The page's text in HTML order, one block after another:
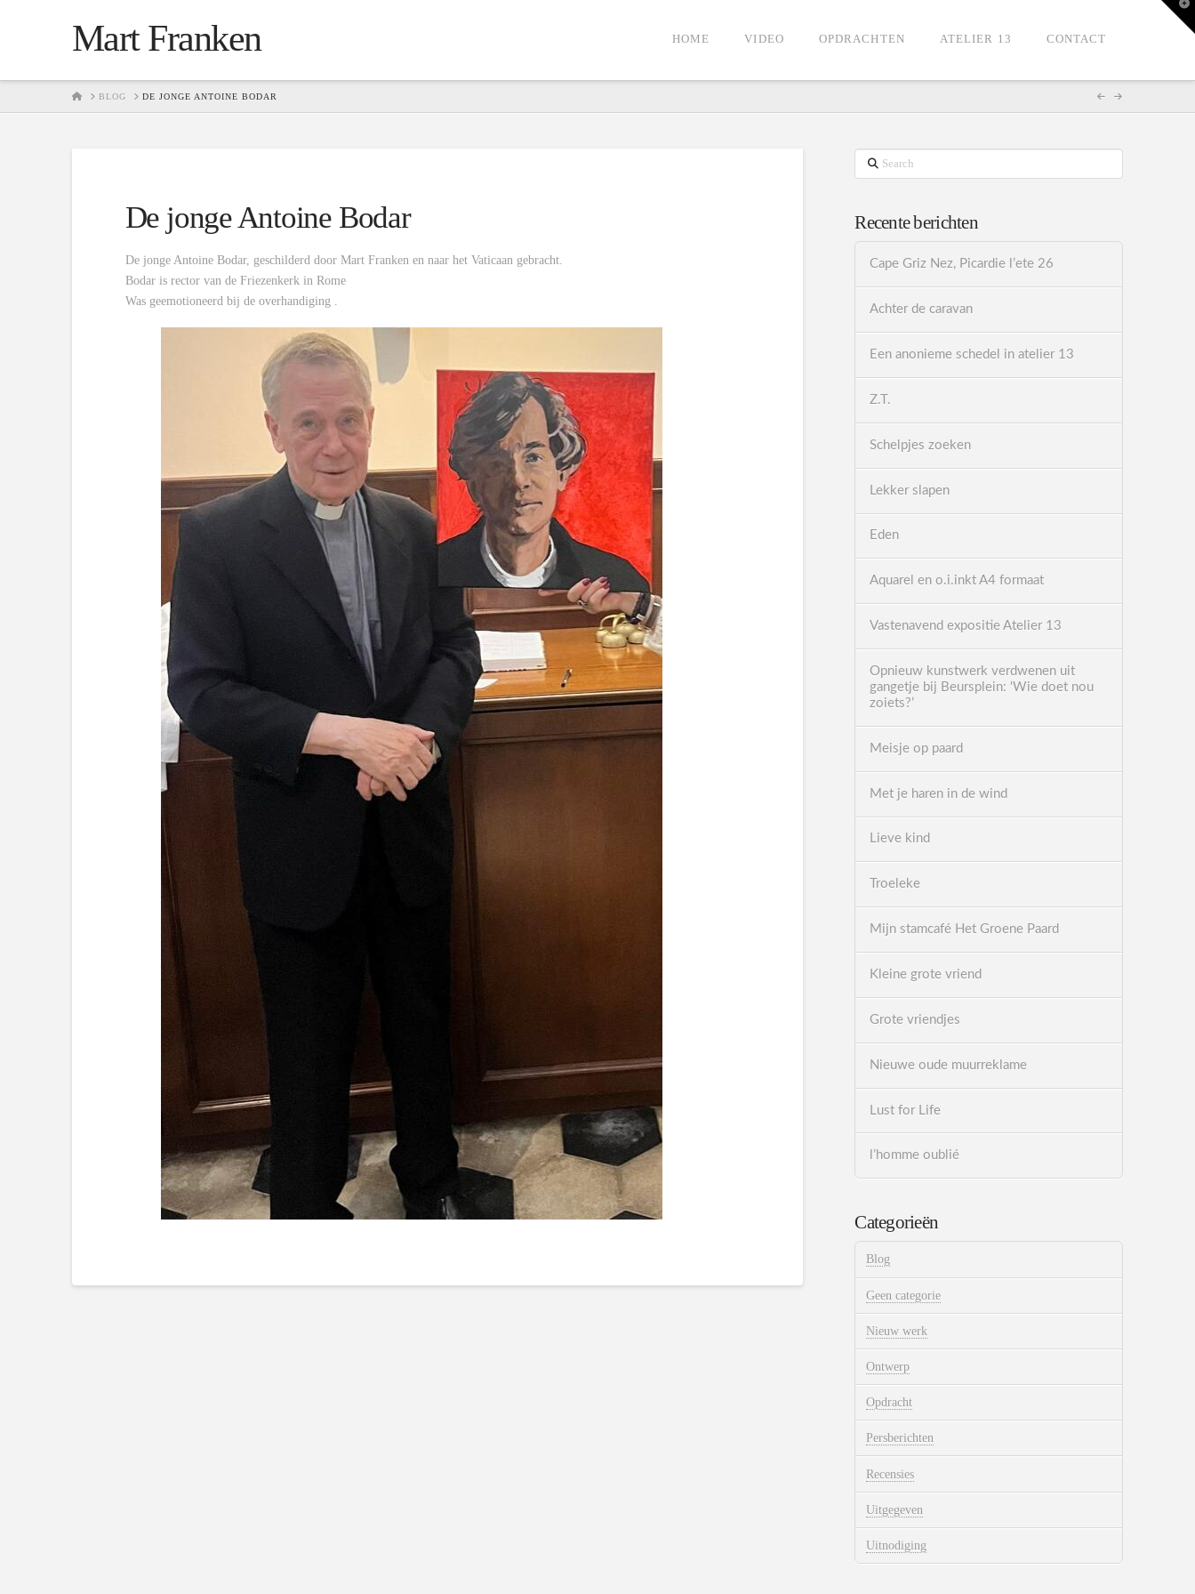
Mart Franken HOME VIDEO OPDRACHTEN ATELIER 13 CONTACT
HOMEBLOG DE JONGE ANTOINE BODAR
De jonge Antoine Bodar
De jonge Antoine Bodar, geschilderd door Mart Franken en naar het Vaticaan gebracht.
Bodar is rector van de Friezenkerk in Rome
Was geemotioneerd bij de overhandiging .
Search
Recente berichten
Cape Griz Nez, Picardie l’ete 26
Achter de caravan
Een anonieme schedel in atelier 13
Z.T.
Schelpjes zoeken
Lekker slapen
Eden
Aquarel en o.i.inkt A4 formaat
Vastenavend expositie Atelier 13
Opnieuw kunstwerk verdwenen uit
gangetje bij Beursplein: ‘Wie doet nou
zoiets?’
Meisje op paard
Met je haren in de wind
Lieve kind
Troeleke
Mijn stamcafé Het Groene Paard
Kleine grote vriend
Grote vriendjes
Nieuwe oude muurreklame
Lust for Life
l’homme oublié
Categorieën
Blog
Geen categorie
Nieuw werk
Ontwerp
Opdracht
Persberichten
Recensies
Uitgegeven
Uitnodiging